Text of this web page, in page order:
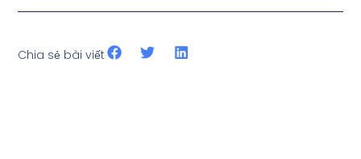
Chia sẻ bài viết